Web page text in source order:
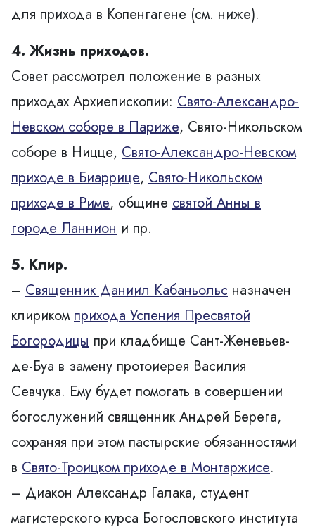
для прихода в Копенгагене (см. ниже).
4. Жизнь приходов.
Совет рассмотрел положение в разных
приходах Архиепископии: Свято-Александро-
Невском соборе в Париже, Свято-Никольском
соборе в Ницце, Свято-Александро-Невском
приходе в Биаррице, Свято-Никольском
приходе в Риме, общине святой Анны в
городе Ланнион и пр.
5. Клир.
– Священник Даниил Кабаньольс назначен
клириком прихода Успения Пресвятой
Богородицы при кладбище Сант-Женевьев-
де-Буа в замену протоиерея Василия
Севчука. Ему будет помогать в совершении
богослужений священник Андрей Берега,
сохраняя при этом пастырские обязанностями
в Свято-Троицком приходе в Монтаржисе.
– Диакон Александр Галака, студент
магистерского курса Богословского института